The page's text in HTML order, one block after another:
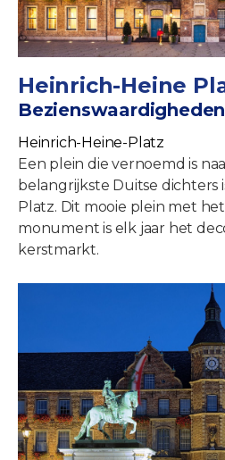
Heinrich-Heine
Heinrich-Heine-Platz
Een plein die vernoemd is
belangrijkste Duitse dichters
Platz. Dit mooie plein met
monument is elk jaar het
kerstmarkt.